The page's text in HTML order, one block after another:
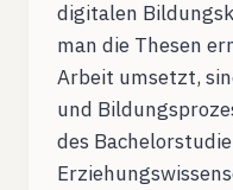
digitalen
man die Thesen
Arbeit umsetzt,
und
des